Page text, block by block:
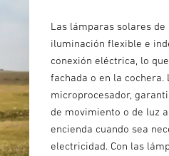
Las lámparas solares de
iluminación flexible e
conexión eléctrica, lo
fachada o en la
microprocesador,
de movimiento o de luz
encienda cuando sea
electricidad. Con las